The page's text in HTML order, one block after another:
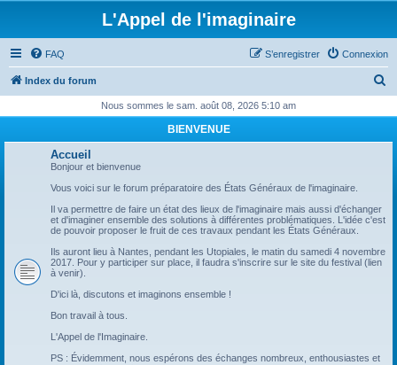
L'Appel de l'imaginaire
FAQ Connexion
S’enregistrer
Index du forum
h
Nous sommes le sam. août 08, 2026 5:10 am
BIENVENUE
Accueil
Bonjour et bienvenue
Vous voici sur le forum préparatoire des États Généraux de l'imaginaire.
Il va permettre de faire un état des lieux de l'imaginaire mais aussi d'échanger
et d'imaginer ensemble des solutions à différentes problématiques. L'idée c'est
de pouvoir proposer le fruit de ces travaux pendant les États Généraux.
Ils auront lieu à Nantes, pendant les Utopiales, le matin du samedi 4 novembre
2017. Pour y participer sur place, il faudra s'inscrire sur le site du festival (lien
à venir).
D'ici là, discutons et imaginons ensemble !
Bon travail à tous.
L'Appel de l'Imaginaire.
PS : Évidemment, nous espérons des échanges nombreux, enthousiastes et